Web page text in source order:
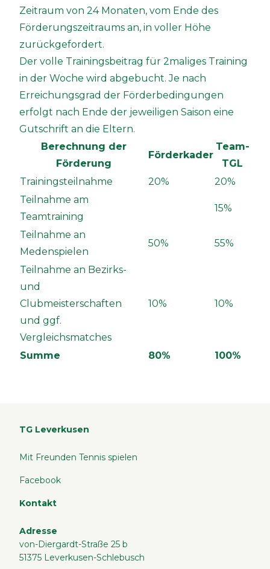
Zeitraum von 24 Monaten, vom Ende des
Förderungszeitraums an, in voller Höhe
zurückgefordert.
Der volle Trainingsbeitrag für 2maliges Training
in der Woche wird abgebucht. Je nach
Erreichungsgrad der Förderbedingungen
erfolgt nach Ende der jeweiligen Saison eine
Gutschrift an die Eltern.
Berechnung der
Förderung
Förderkader
Team-
TGL
Trainingsteilnahme
20%
20%
Teilnahme am
Teamtraining
15%
Teilnahme an
Medenspielen
50% 55%
Teilnahme an Bezirks-
und
Clubmeisterschaften
und ggf.
Vergleichsmatches
10% 10%
Summe 80% 100%
TG Leverkusen
Mit Freunden Tennis spielen
Facebook
Kontakt
Adresse
von-Diergardt-Straße 25 b
51375 Leverkusen-Schlebusch